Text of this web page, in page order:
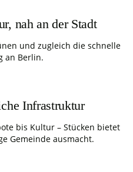
nah an der Stadt
und zugleich die schnelle
an Berlin.
Infrastruktur
bis Kultur – Stücken bietet
Gemeinde ausmacht.